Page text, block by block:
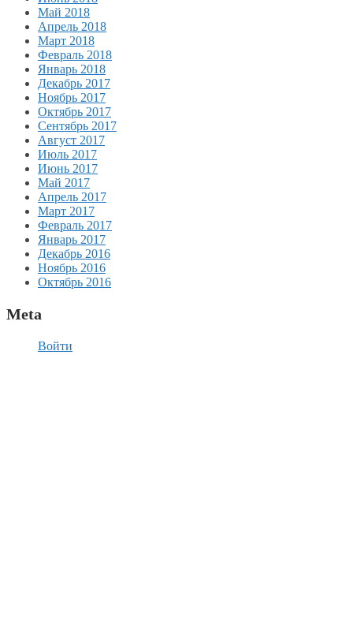
Май 2018
Апрель 2018
Март 2018
Февраль 2018
Январь 2018
Декабрь 2017
Ноябрь 2017
Октябрь 2017
Сентябрь 2017
Август 2017
Июль 2017
Июнь 2017
Май 2017
Апрель 2017
Март 2017
Февраль 2017
Январь 2017
Декабрь 2016
Ноябрь 2016
Октябрь 2016
Meta
Войти